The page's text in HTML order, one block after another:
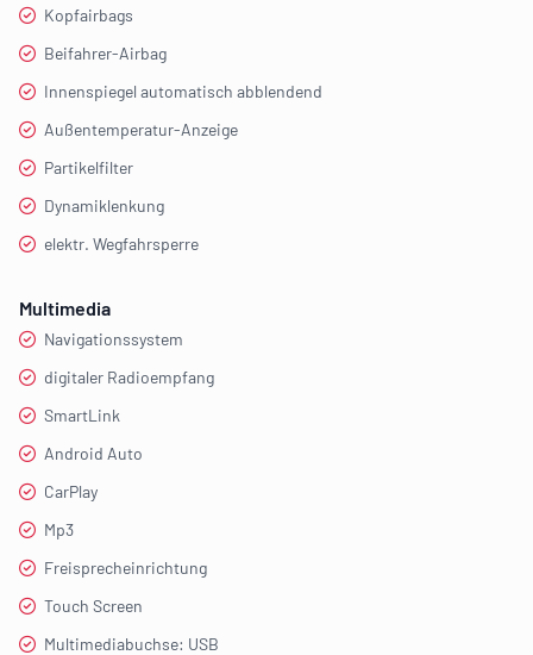
Kopfairbags
Beifahrer-Airbag
Innenspiegel automatisch abblendend
Außentemperatur-Anzeige
Partikelfilter
Dynamiklenkung
elektr. Wegfahrsperre
Multimedia
Navigationssystem
digitaler Radioempfang
SmartLink
Android Auto
CarPlay
Mp3
Freisprecheinrichtung
Touch Screen
Multimediabuchse: USB